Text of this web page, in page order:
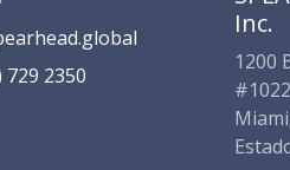
729 235​0​
Inc.
1200
#1022